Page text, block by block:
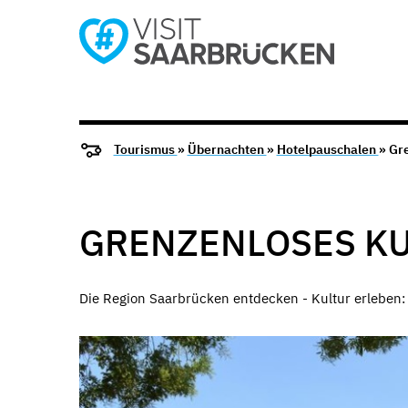
Tourismus » Übernachten » Hotelpauschalen »
GRENZENLOSES
Die Region Saarbrücken entdecken - Kultur